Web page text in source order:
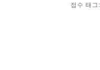
접수 태그: